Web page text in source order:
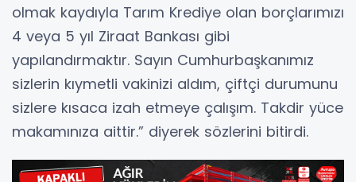
olmak kaydıyla Tarım Krediye olan borçlarımızı
4 veya 5 yıl Ziraat Bankası gibi
yapılandırmaktır. Sayın Cumhurbaşkanımız
sizlerin kıymetli vakinizi aldım, çiftçi durumunu
sizlere kısaca izah etmeye çalışım. Takdir yüce
makamınıza aittir.” diyerek sözlerini bitirdi.